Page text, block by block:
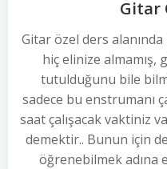
Gitar
Gitar özel ders alanında
hiç elinize almamış,
tutulduğunu bile
sadece bu enstrumanı
saat çalışacak vaktiniz
demektir.. Bunun için
öğrenebilmek